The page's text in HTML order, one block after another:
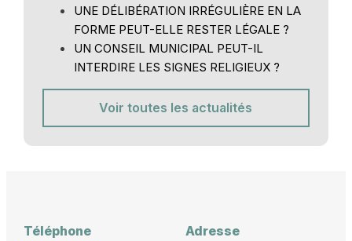
UNE DÉLIBÉRATION IRRÉGULIÈRE EN LA
FORME PEUT-ELLE RESTER LÉGALE ?
UN CONSEIL MUNICIPAL PEUT-IL
INTERDIRE LES SIGNES RELIGIEUX ?
Voir toutes les actualités
Téléphone Adresse